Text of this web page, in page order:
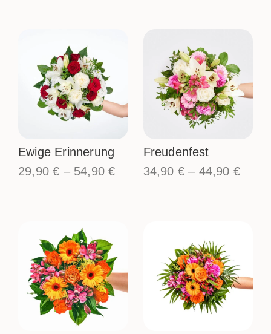
Ewige Erinnerung
29,90€ – 54,90€
Freudenfest
34,90 €– 44,90 €